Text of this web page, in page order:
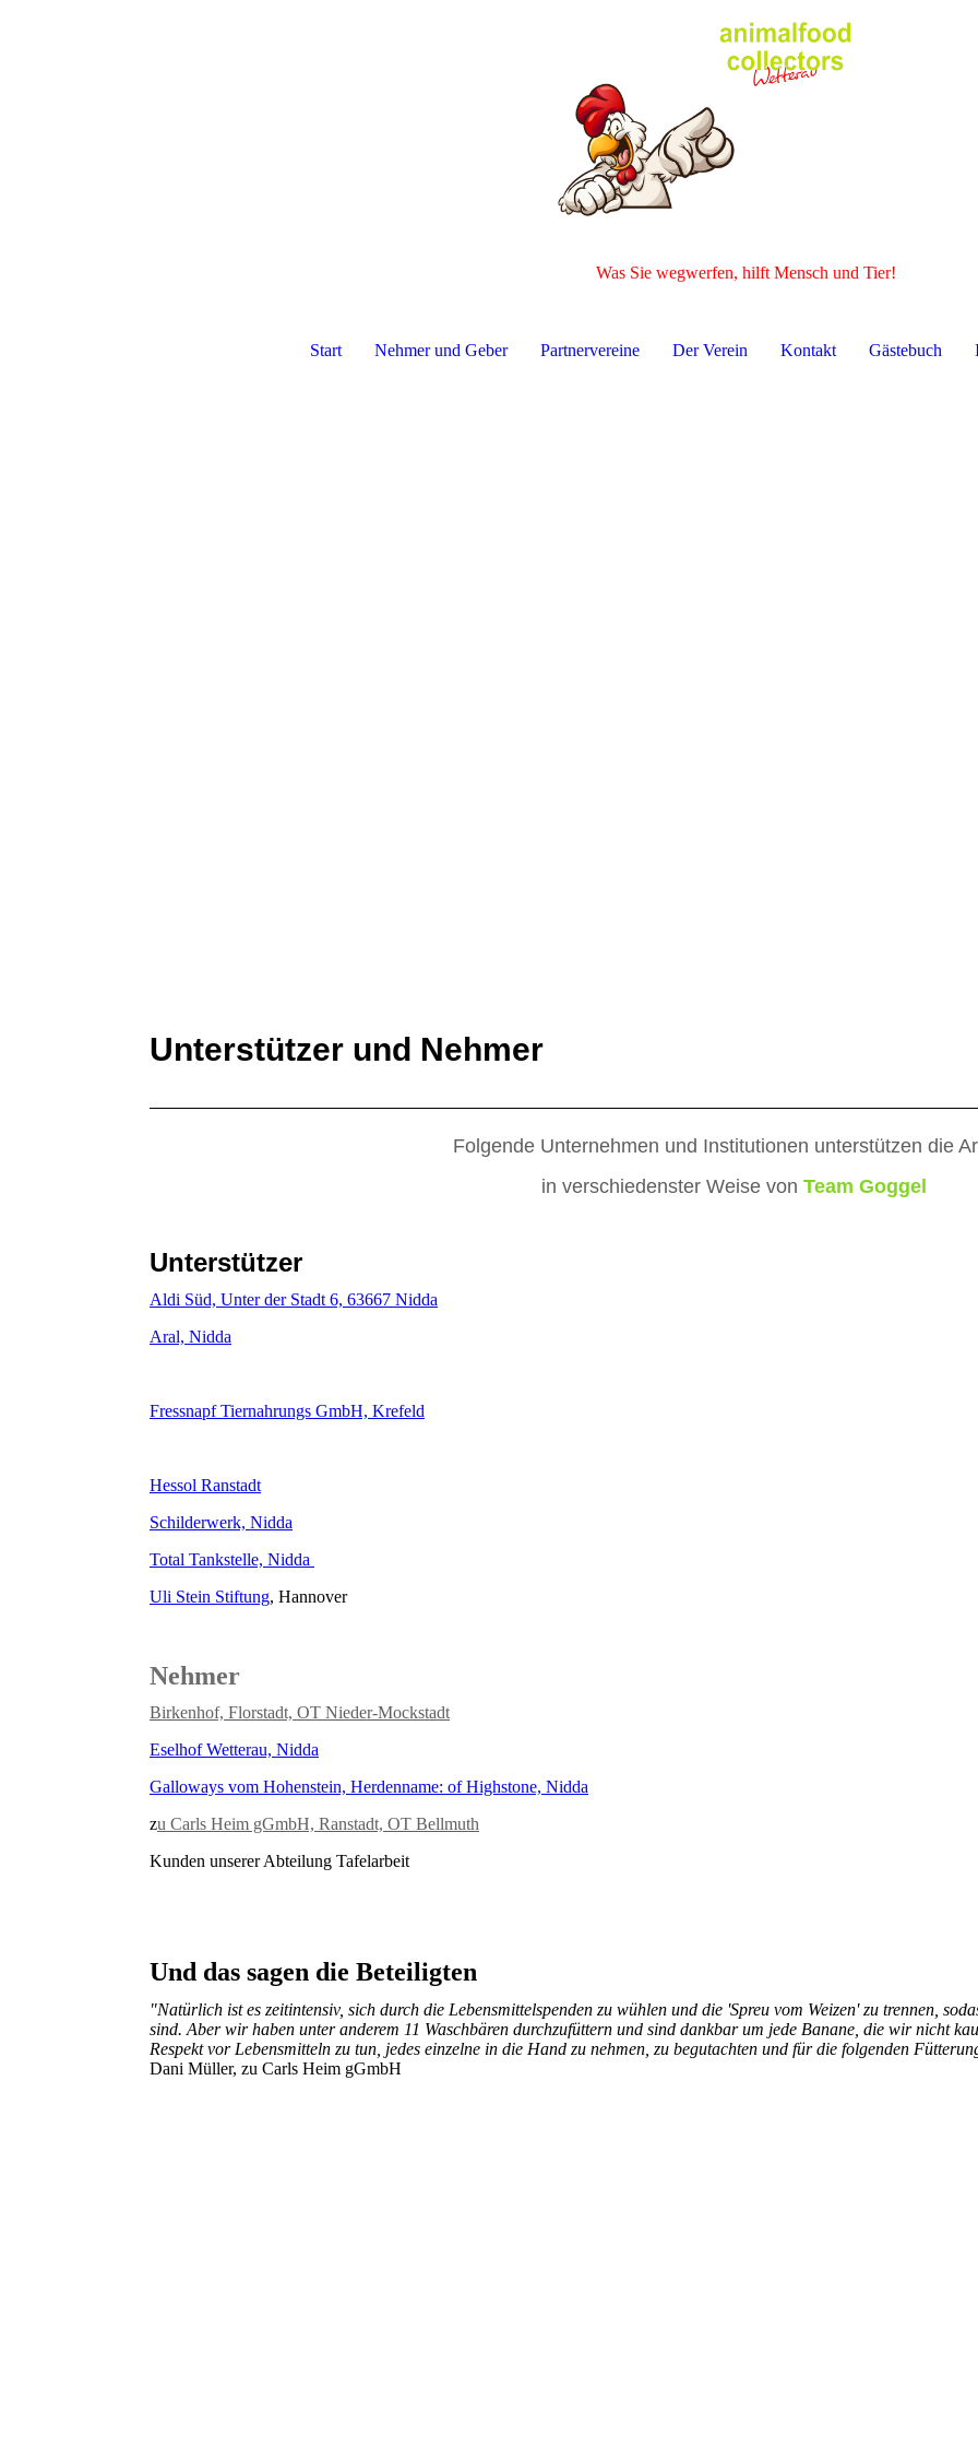
Was Sie wegwerfen, hilft Mensch und Tier!
Start Nehmer und Geber Partnervereine Der Verein Kontakt Gästebuch
Unterstützer und Nehmer
Folgende Unternehmen und Institutionen unterstützen die
in verschiedenster Weise von Team Goggel
Unterstützer
Aldi Süd, Unter der Stadt 6, 63667 Nidda
Aral, Nidda
Fressnapf Tiernahrungs GmbH, Krefeld
Hessol Ranstadt
Schilderwerk, Nidda
Total Tankstelle, Nidda
Uli Stein Stiftung, Hannover
Nehmer
Birkenhof, Florstadt, OT Nieder-Mockstadt
Eselhof Wetterau, Nidda
Galloways vom Hohenstein, Herdenname: of Highstone, Nidda
zu Carls Heim gGmbH, Ranstadt, OT Bellmuth
Kunden unserer Abteilung Tafelarbeit
Und das sagen die Beteiligten
"Natürlich ist es zeitintensiv, sich durch die Lebensmittelspenden zu wühlen und die 'Spreu vom Weizen' zu trennen,
sind. Aber wir haben unter anderem 11 Waschbären durchzufüttern und sind dankbar um jede Banane, die wir nicht
Respekt vor Lebensmitteln zu tun, jedes einzelne in die Hand zu nehmen, zu begutachten und für die folgenden
Dani Müller, zu Carls Heim gGmbH